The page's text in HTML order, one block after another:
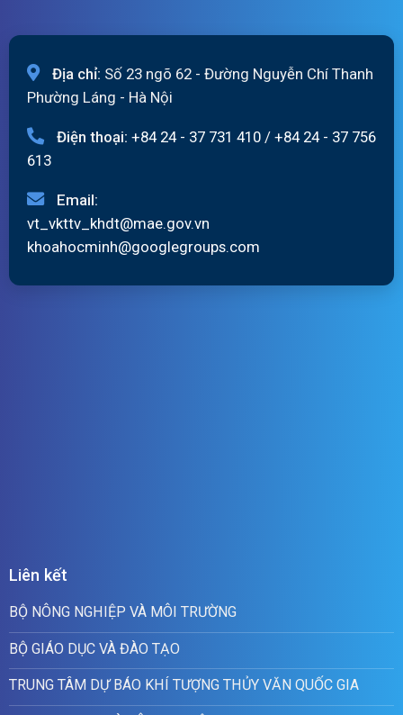
Địa chỉ: Số 23 ngõ 62 - Đường Nguyễn Chí Thanh
Phường Láng - Hà Nội
Điện thoại: +84 24 - 37 731 410 / +84 24 - 37 756
613
Email:
vt_vkttv_khdt@mae.gov.vn
khoahocminh@googlegroups.com
Liên kết
BỘ NÔNG NGHIỆP VÀ MÔI TRƯỜNG
BỘ GIÁO DỤC VÀ ĐÀO TẠO
TRUNG TÂM DỰ BÁO KHÍ TƯỢNG THỦY VĂN QUỐC GIA